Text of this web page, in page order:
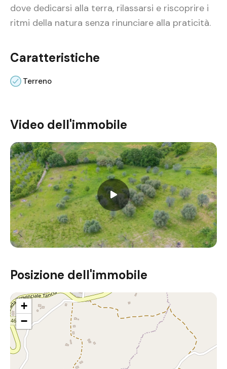
dove dedicarsi alla terra, rilassarsi e riscoprire i
ritmi della natura senza rinunciare alla praticità.
Caratteristiche
Terreno
Video dell'immobile
Posizione dell'immobile
+
−